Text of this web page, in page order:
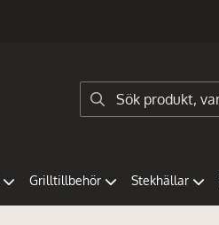
Grilltillbehör Stekhällar